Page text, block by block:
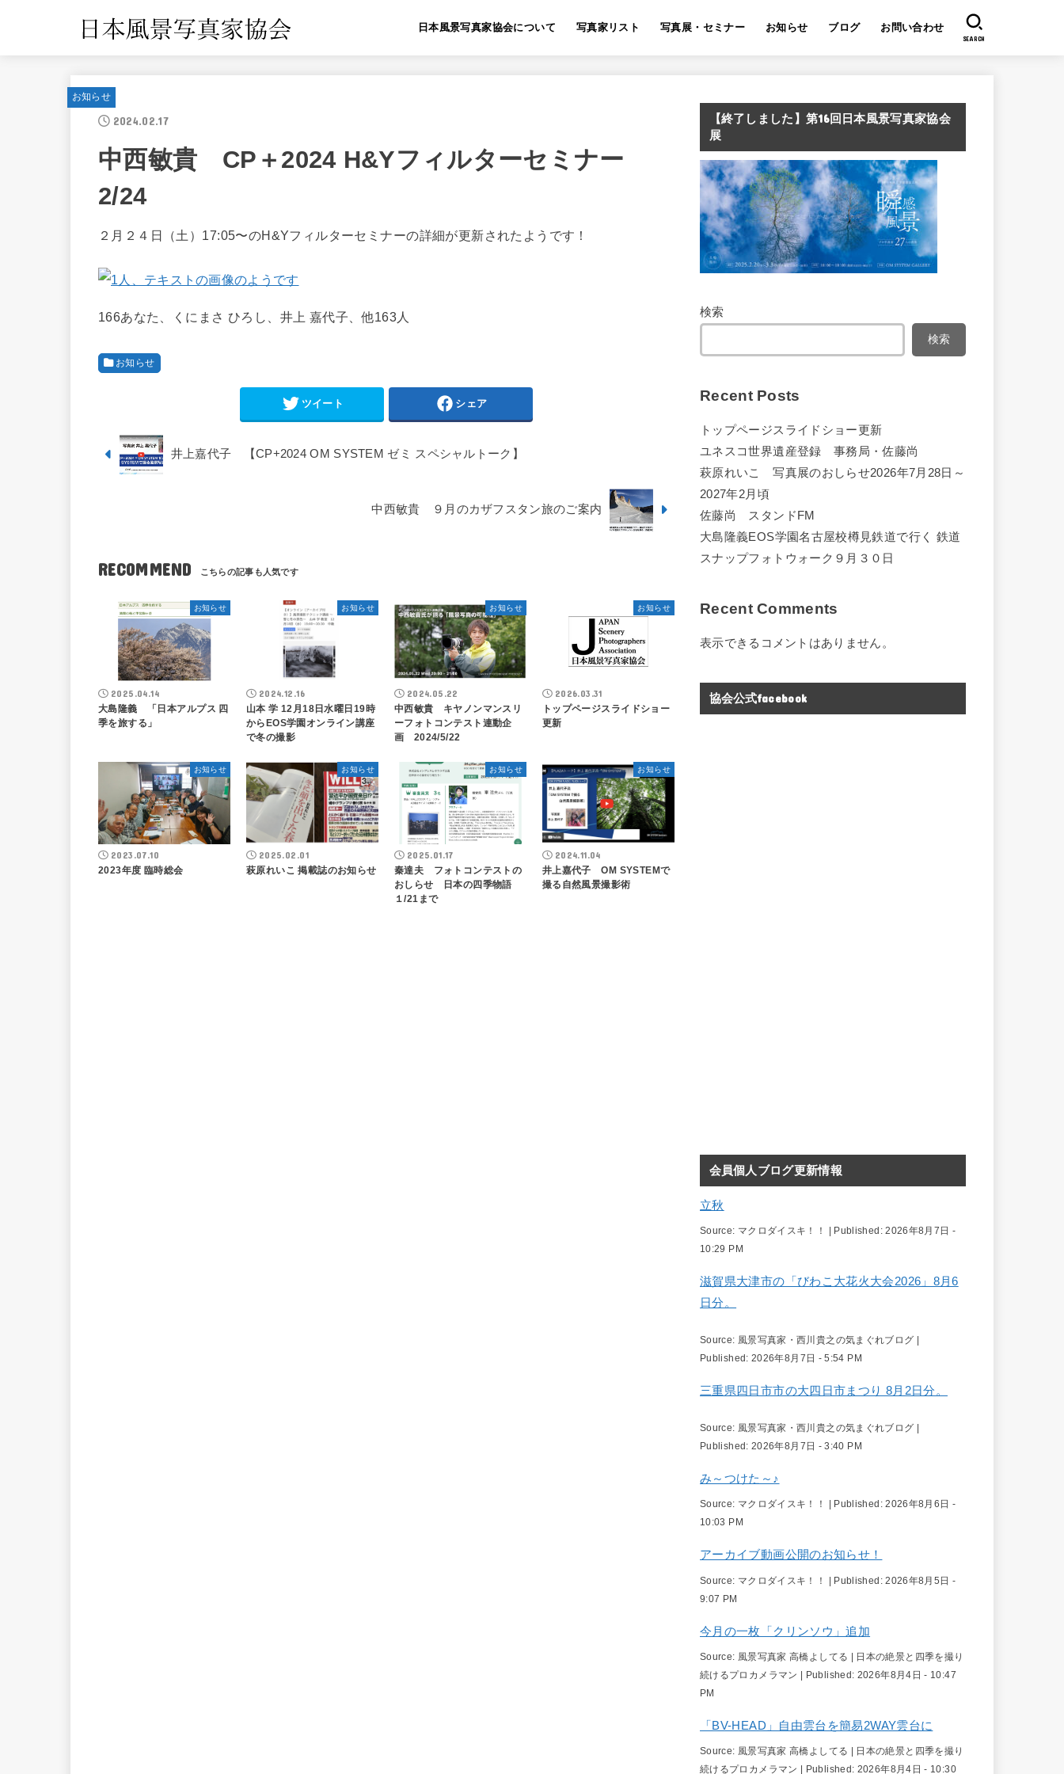
日本風景写真家協会について 写真家リスト 写真展・セミナー お知らせ ブログ お問い合わせ
SEARCH
お知らせ
2024.02.17
中西敏貴 CP＋2024 H&Yフィルターセミナー
2/24
２月２４日（土）17:05〜のH&Yフィルターセミナーの詳細が更新されたようです！
166あなた、くにまさ ひろし、井上 嘉代子、他163人
お知らせ
ツイート シェア
井上嘉代子 【CP+2024 OM SYSTEM ゼミ スペシャルトーク】
中西敏貴 ９月のカザフスタン旅のご案内
RECOMMEND
お知らせ
2025.04.14
大島隆義 「日本アルプス 四
季を旅する」
お知らせ
2024.12.16
山本 学 12月18日水曜日19時
からEOS学園オンライン講座
で冬の撮影
お知らせ
2024.05.22
中西敏貴 キヤノンマンスリ
ーフォトコンテスト連動企
画 2024/5/22
お知らせ
2026.03.31
トップページスライドショー
更新
お知らせ
2023.07.10
2023年度 臨時総会
お知らせ
2025.02.01
萩原れいこ 掲載誌のお知らせ
お知らせ
2025.01.17
秦達夫 フォトコンテストの
おしらせ 日本の四季物語
１/21まで
お知らせ
2024.11.04
井上嘉代子 OM SYSTEMで
撮る自然風景撮影術
【終了しました】第16回日本風景写真家協会
展
検索
検索
Recent Posts
トップページスライドショー更新
ユネスコ世界遺産登録 事務局・佐藤尚
萩原れいこ 写真展のおしらせ2026年7月28日～
2027年2月頃
佐藤尚 スタンドFM
大島隆義EOS学園名古屋校樽見鉄道で行く 鉄道
スナップフォトウォーク９月３０日
Recent Comments
表示できるコメントはありません。
協会公式facebook
会員個人ブログ更新情報
立秋
Source: マクロダイスキ！！ Published:2026年8月7日 -
10:29 PM
滋賀県大津市の「びわこ大花火大会2026」8月6
日分。
Source: 風景写真家・西川貴之の気まぐれブログ |
Published: 2026年8月7日 - 5:54 PM
三重県四日市市の大四日市まつり 8月2日分。
Source: 風景写真家・西川貴之の気まぐれブログ |
Published: 2026年8月7日 - 3:40 PM
み～つけた～♪
Source: マクロダイスキ！！ Published:2026年8月6日 -
10:03 PM
アーカイブ動画公開のお知らせ！
Source: マクロダイスキ！！ | Published:2026年8月5日 -
9:07 PM
今月の一枚「クリンソウ」追加
Source: 風景写真家 高橋よしてる | 日本の絶景と四季を撮り
続けるプロカメラマン
Published: 2026年8月4日 - 10:47
PM
「BV-HEAD」自由雲台を簡易2WAY雲台に
Source: 風景写真家 高橋よしてる | 日本の絶景と四季を撮り
続けるプロカメラマン
Published: 2026年8月4日 - 10:30